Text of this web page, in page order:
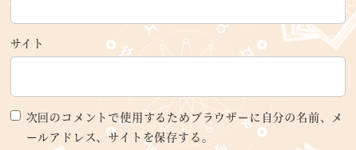
サイト
次回のコメントで使用するためブラウザーに自分の名前、メ
ールアドレス、サイトを保存する。